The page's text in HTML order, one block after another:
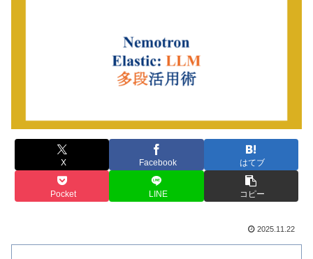
X Facebook はてブ
Pocket LINE コピー
2025.11.22